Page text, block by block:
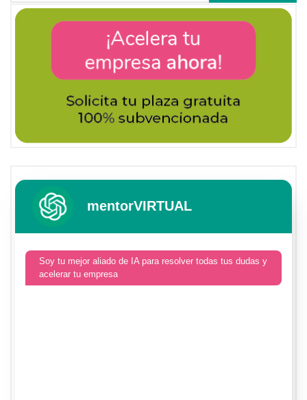
mentorVIRTUAL
Soy tu mejor aliado de IA para resolver todas tus dudas y
acelerar tu empresa